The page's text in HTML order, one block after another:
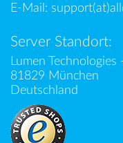
E-Mail:
Server Standort:
Lumen
81829 München
Deutschland